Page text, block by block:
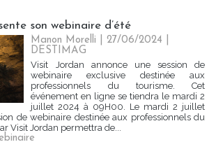
son webinaire d’été
Manon Morelli | 27/06/2024
DESTIMAG
Visit Jordan annonce une session de
webinaire exclusive destinée aux
professionnels du tourisme. Cet
événement en ligne se tiendra le mardi 2
juillet 2024 à 09H00. Le mardi 2 juillet
de webinaire destinée aux professionnels du
Visit Jordan permettra de...